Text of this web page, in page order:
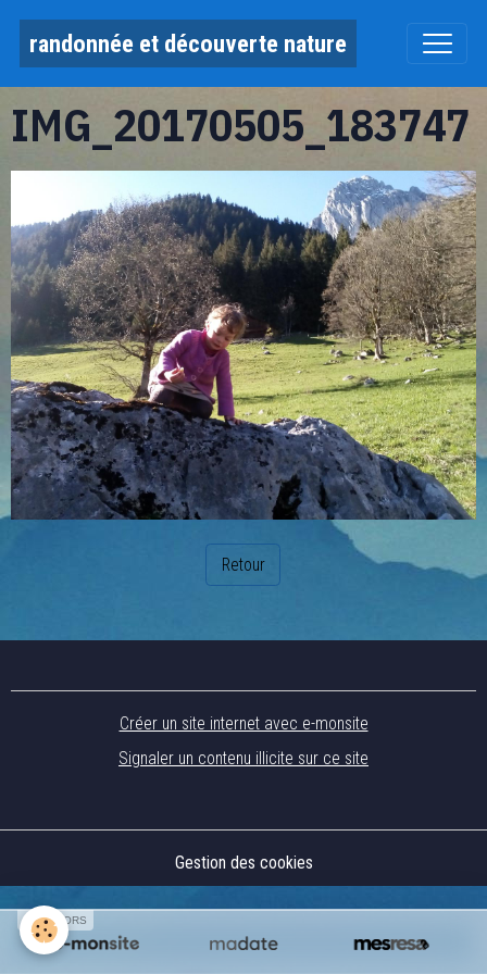
randonnée et découverte nature
IMG_20170505_183747
Retour
Créer un site internet avec e-monsite
Signaler un contenu illicite sur ce site
Gestion des cookies
SPONSORS